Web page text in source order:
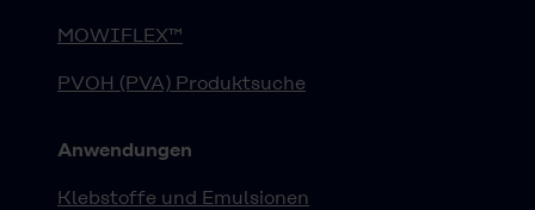
MOWIFLEX™
PVOH (PVA) Produktsuche
Anwendungen
Klebstoffe und Emulsionen